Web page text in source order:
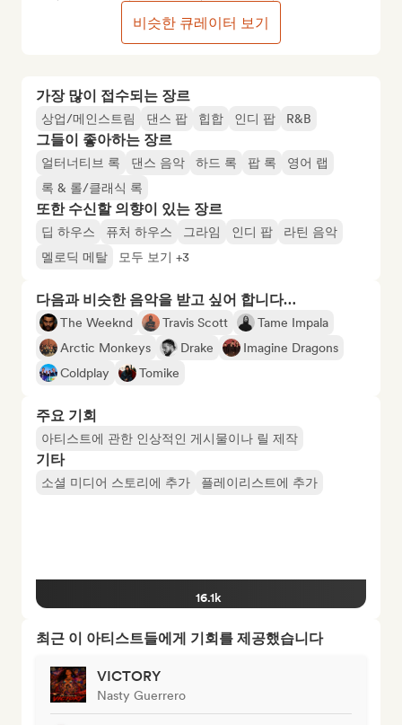
가장 많이 접수되는 장르
상업/메인스트림 댄스 팝 힙합 인디 팝 R&B
그들이 좋아하는 장르
얼터너티브 록 댄스 음악 하드 록 팝 록
영어 랩
록 & 롤/클래식 록
또한 수신할 의향이 있는 장르
딥 하우스 퓨처 하우스 그라임 인디 팝
라틴 음악
멜로딕 메탈
모두 보기 +3
다음과 비슷한 음악을 받고 싶어 합니다…
The Weeknd Travis Scott
Tame Impala
Arctic Monkeys
Drake
Imagine Dragons
Coldplay
Tomike
주요 기회
아티스트에 관한 인상적인 게시물이나 릴 제작
기타
소셜 미디어 스토리에 추가 플레이리스트에 추가
16.1k
최근 이 아티스트들에게 기회를 제공했습니다
VICTORY
Nasty Guerrero
비슷한 큐레이터 보기